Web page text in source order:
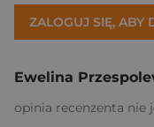
ZALOGUJ SIĘ, ABY
Ewelina
opinia recenzenta nie